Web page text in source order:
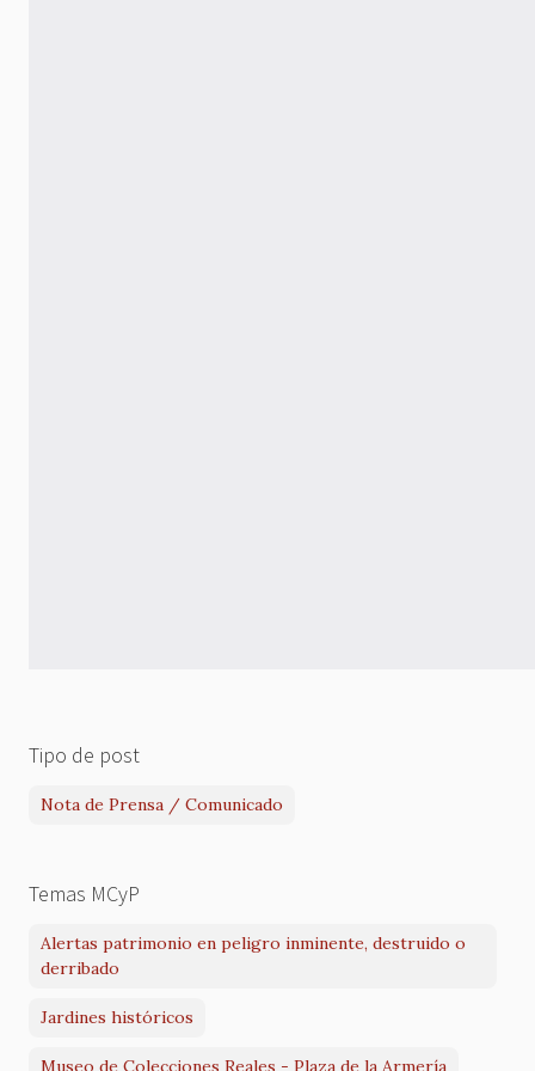
Tipo de post
Nota de Prensa / Comunicado
Temas MCyP
Alertas patrimonio en peligro inminente, destruido o
derribado
Jardines históricos
Museo de Colecciones Reales - Plaza de la Armería